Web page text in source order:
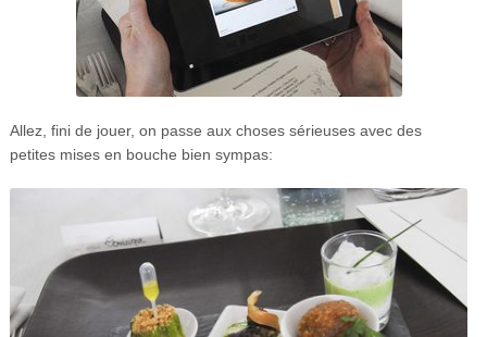
Allez, fini de jouer, on passe aux choses sérieuses avec des
petites mises en bouche bien sympas: